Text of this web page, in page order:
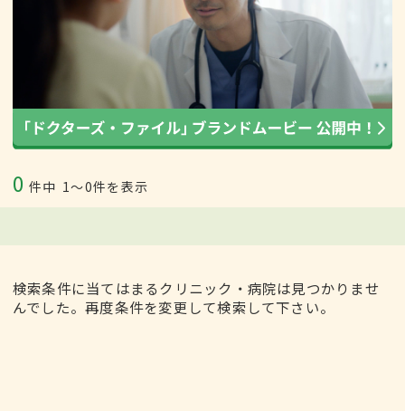
0 件中 1〜0件を表示
検索条件に当てはまるクリニック・病院は見つかりませ
んでした。再度条件を変更して検索して下さい。